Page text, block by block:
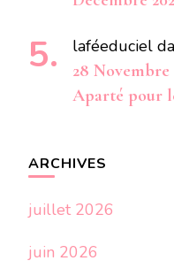
laféeduciel
28 Novembre
Aparté pour
ARCHIVES
juillet 2026
juin 2026